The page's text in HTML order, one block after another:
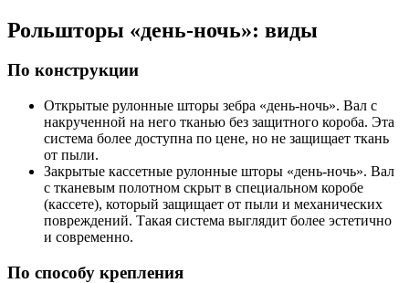
Рольшторы «день-ночь»: виды
По конструкции
Открытые рулонные шторы зебра «день-ночь». Вал с
накрученной на него тканью без защитного короба. Эта
система более доступна по цене, но не защищает ткань
от пыли.
Закрытые кассетные рулонные шторы «день-ночь». Вал
с тканевым полотном скрыт в специальном коробе
(кассете), который защищает от пыли и механических
повреждений. Такая система выглядит более эстетично
и современно.
По способу крепления